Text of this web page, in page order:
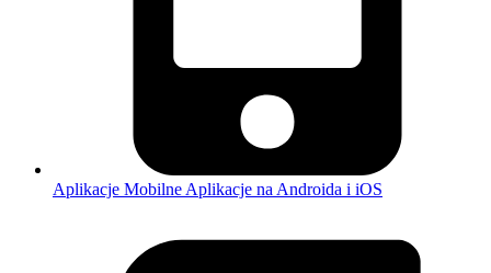
Aplikacje Mobilne Aplikacje na Androida i iOS